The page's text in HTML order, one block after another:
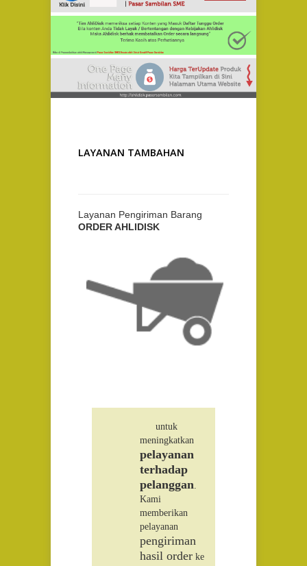
LAYANAN TAMBAHAN
Layanan Pengiriman Barang
ORDER AHLIDISK
untuk
meningkatkan
pelayanan
terhadap
pelanggan
Kami
memberikan
pelayanan
pengiriman
hasil order ke